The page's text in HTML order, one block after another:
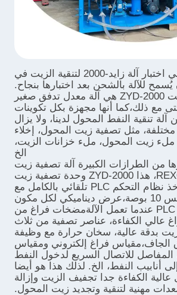
لقد نجحنا اليوم في اختبار آلة زايد-2000 لتنقية الزيت في
يُسمح للآلة بالشحن بعد اختبارها بنجاح.
وحدة تصفية زيت ZYD-2000 هي آلة معدل تدفق صغير
مع ذلك،كما أنها مجهزة بكل تكوينات
آلة تنقية النفط المحول لدينا، ولا يزال
مثل تصفية زيت المحول، إخلاء
ملء زيت المحول، ملء خزانات الزيت،
الخ
من الطرازات الكبيرة آلة تصفية زيت
المحول من REXON، هذا ZYD-2000 وحدة تصفية زيت
المحول أيضا يأخذ نظام التحكم PLC تلقائي بالكامل مع
شاشة تعمل باللمس 10 بوصة،عرض ديناميكي لكل مكون
على شاشة PLC عندما تعمل الآلةمضخات فراغ من
عالي الكفاءة، عناصر تصفية من ثلاث
بدقة عالية، سخان حرارة مع وظيفة
الجاف،مقياس فراغ إلكتروني ومقياس
للاتصال السريع لدخول النفط
أنابيب النفط، الخ. لذلك هذا هو أيضا
الكفاءة جدا تجفيف الزيت وإزالة
مهنية لتنقية وتجديد زيت المحول.